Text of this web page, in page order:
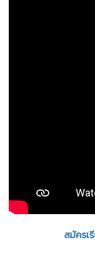
สมัครเ